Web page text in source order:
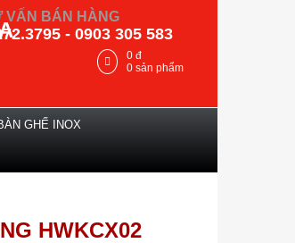
0 đ
0 sản phẩm
VẤN BÁN HÀNG
- 0903 305 583
GHẾ INOX
HWKCX02